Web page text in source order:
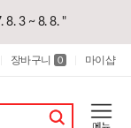
8. 3 ~ 8. 8. "
장바구니 0 마이샵